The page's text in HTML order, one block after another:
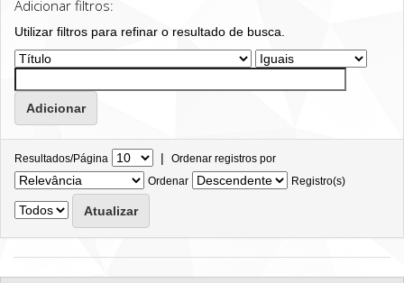
Adicionar filtros:
Utilizar filtros para refinar o resultado de busca.
Resultados/Página | Ordenar registros por
Ordenar
Registro(s)